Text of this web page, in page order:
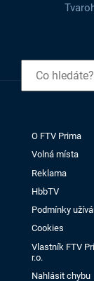
O FTV Prima
Volná místa
Reklama
HbbTV
Podmínky
Cookies
Vlastník FTV
r.o.
Nahlásit chybu